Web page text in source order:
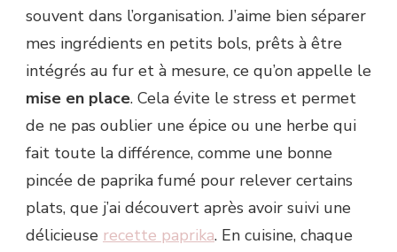
souvent dans l’organisation. J’aime bien séparer
mes ingrédients en petits bols, prêts à être
intégrés au fur et à mesure, ce qu’on appelle le
mise en place. Cela évite le stress et permet
de ne pas oublier une épice ou une herbe qui
fait toute la différence, comme une bonne
pincée de paprika fumé pour relever certains
plats, que j’ai découvert après avoir suivi une
délicieuse recette paprika. En cuisine, chaque